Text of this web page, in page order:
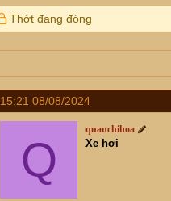
r
e
d
a
r
à
y
ử
Thớt đang đóng
15:21 08/08/2024
Q
quanchihoa
Xe hơi